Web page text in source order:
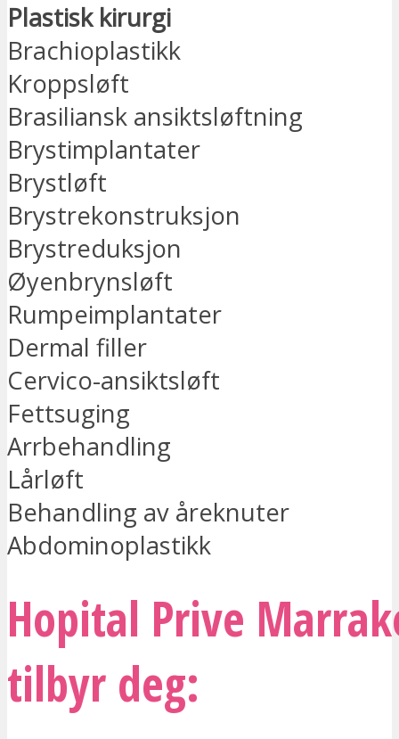
Plastisk kirurgi
Brachioplastikk
Kroppsløft
Brasiliansk ansiktsløftning
Brystimplantater
Brystløft
Brystrekonstruksjon
Brystreduksjon
Øyenbrynsløft
Rumpeimplantater
Dermal filler
Cervico-ansiktsløft
Fettsuging
Arrbehandling
Lårløft
Behandling av åreknuter
Abdominoplastikk
Hopital Prive
tilbyr deg: